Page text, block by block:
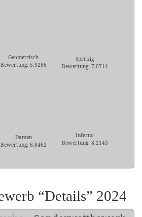
Geometrisch
Bewertung: 5.9286
Spritzig
Bewertung: 7.0714
Damen
Bewertung: 6.8462
Inferno
Bewertung: 8.2143
“Details” 2024